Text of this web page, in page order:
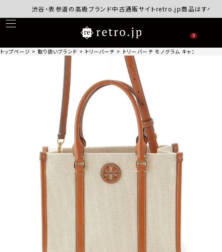
渋谷・表参道の高級ブランド中古通販サイトretro.jp商品はすべて正
0
トップページ 取り扱いブランド トリーバーチ トリーバーチ モノグラム キャンバス ス